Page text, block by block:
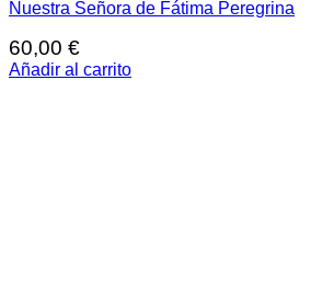
Nuestra Señora de Fátima Peregrina
60,00 €
Añadir al carrito